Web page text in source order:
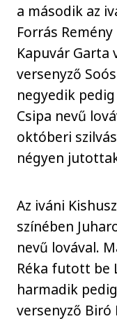
a második az
Forrás
Kapuvár Garta
versenyző
negyedik
Csipa nevű
októberi
négyen
Az iváni
színében
nevű lovával.
Réka futott be
harmadik
versenyző